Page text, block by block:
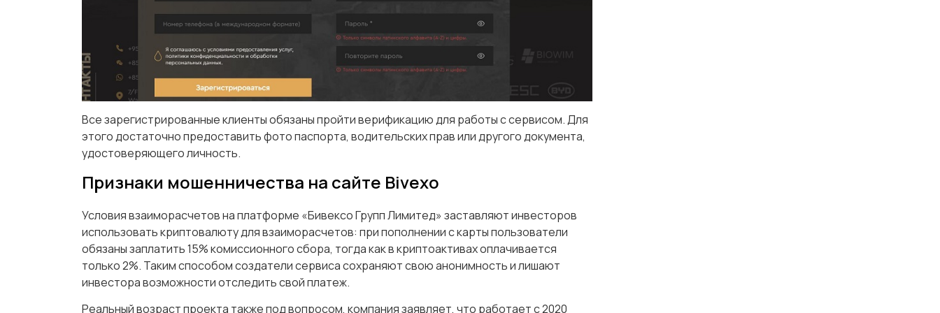
Все зарегистрированные клиенты обязаны пройти верификацию для работы с сервисом. Для
этого достаточно предоставить фото паспорта, водительских прав или другого документа,
удостоверяющего личность.
Признаки мошенничества на сайте Bivexo
Условия взаиморасчетов на платформе «Бивексо Групп Лимитед» заставляют инвесторов
использовать криптовалюту для взаиморасчетов: при пополнении с карты пользователи
обязаны заплатить 15% комиссионного сбора, тогда как в криптоактивах оплачивается
только 2%. Таким способом создатели сервиса сохраняют свою анонимность и лишают
инвестора возможности отследить свой платеж.
Реальный возраст проекта также под вопросом, компания заявляет, что работает с 2020